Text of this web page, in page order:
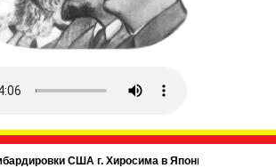
США г. Хиросима в Японии.